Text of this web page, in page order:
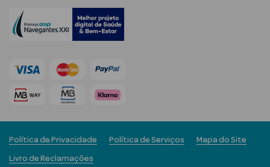
Ver Tudo
Cosmética
Rosto
Hidratantes
Séruns Faciais
Anti-
envelhecimento
Política de Privacidade Política de Serviços Mapa do Site
Livro de Reclamações